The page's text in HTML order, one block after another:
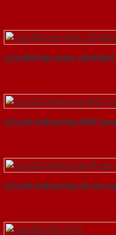
Cửa ABS Hàn Quốc 120 K0201
Cửa Gỗ Chống Cháy MDF
Cửa Gỗ Chống Cháy 2P son